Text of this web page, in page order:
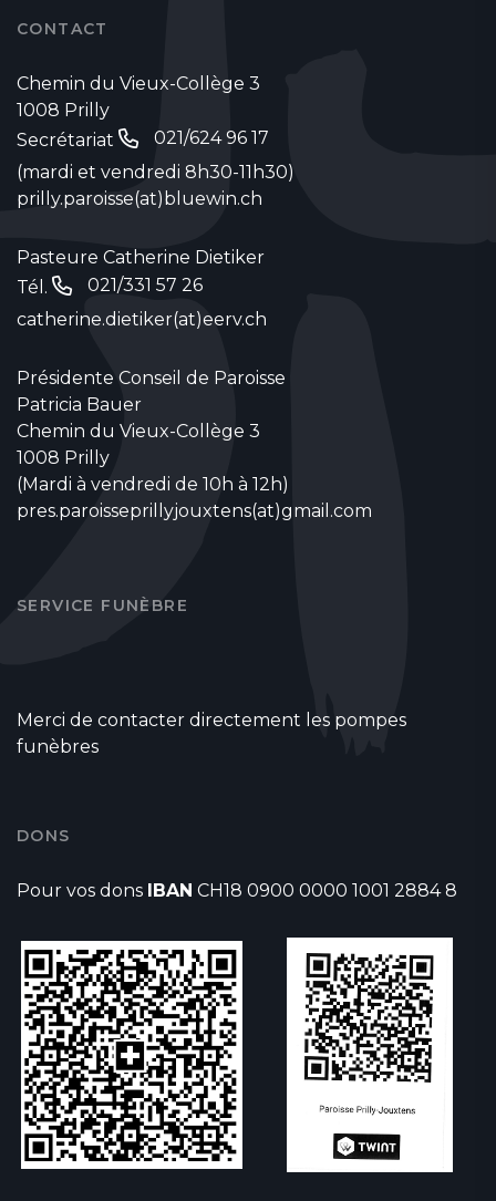
CONTACT
Chemin du Vieux-Collège 3
1008 Prilly
Secrétariat
021/624 96 17
(mardi et vendredi 8h30-11h30)
prilly.paroisse(at)bluewin.ch
Pasteure Catherine Dietiker
Tél.
021/331 57 26
catherine.dietiker(at)eerv.ch
Présidente Conseil de Paroisse
Patricia Bauer
Chemin du Vieux-Collège 3
1008 Prilly
(Mardi à vendredi de 10h à 12h)
pres.paroisseprillyjouxtens(at)gmail.com
SERVICE FUNÈBRE
Merci de contacter directement les pompes
funèbres
DONS
Pour vos dons IBAN CH18 0900 0000 1001 2884 8